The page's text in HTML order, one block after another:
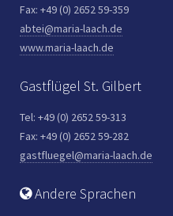
Fax: +49 (0) 2652 59-359
abtei@maria-laach.de
www.maria-laach.de
Gastflügel St. Gilbert
Tel: +49 (0) 2652 59-313
Fax: +49 (0) 2652 59-282
gastfluegel@maria-laach.de
Andere Sprachen